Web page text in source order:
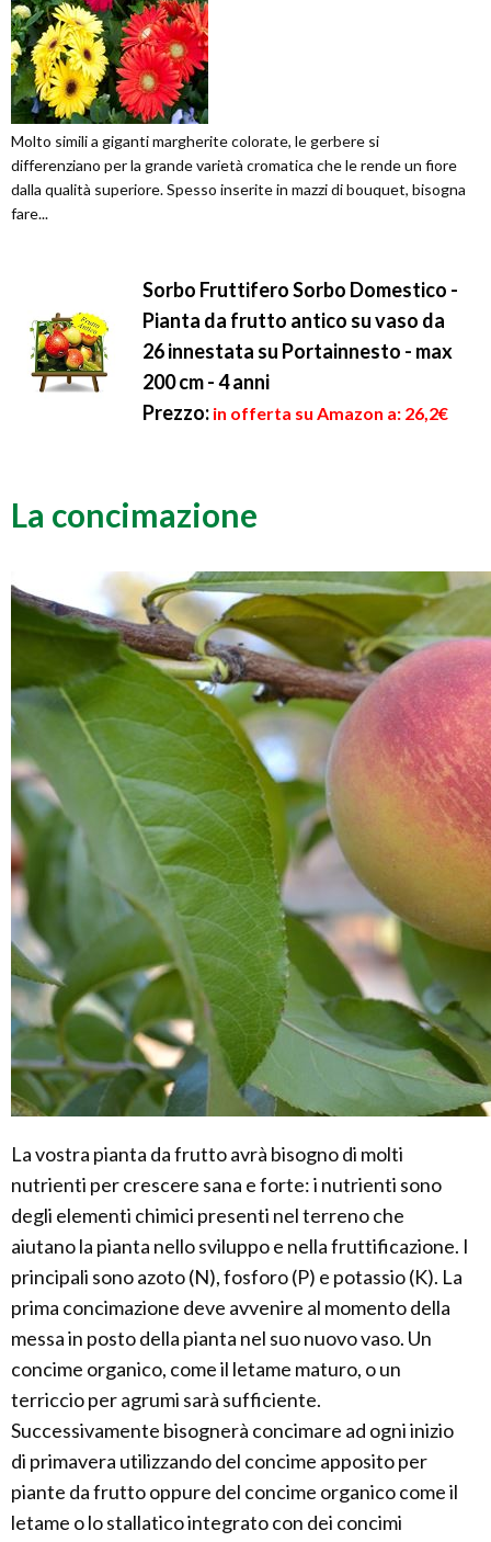
Molto simili a giganti margherite colorate, le gerbere si
differenziano per la grande varietà cromatica che le rende un fiore
dalla qualità superiore. Spesso inserite in mazzi di bouquet, bisogna
fare...
Sorbo Fruttifero Sorbo Domestico -
Pianta da frutto antico su vaso da
26 innestata su Portainnesto - max
200 cm - 4 anni
Prezzo: in offerta su Amazon a: 26,2€
La concimazione
La vostra pianta da frutto avrà bisogno di molti
nutrienti per crescere sana e forte: i nutrienti sono
degli elementi chimici presenti nel terreno che
aiutano la pianta nello sviluppo e nella fruttificazione. I
principali sono azoto (N), fosforo (P) e potassio (K). La
prima concimazione deve avvenire al momento della
messa in posto della pianta nel suo nuovo vaso. Un
concime organico, come il letame maturo, o un
terriccio per agrumi sarà sufficiente.
Successivamente bisognerà concimare ad ogni inizio
di primavera utilizzando del concime apposito per
piante da frutto oppure del concime organico come il
letame o lo stallatico integrato con dei concimi